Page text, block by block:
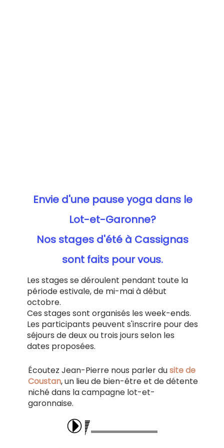
Envie d'une pause yoga dans le
Lot-et-Garonne?
Nos stages d'été à Cassignas
sont faits pour vous.
Les stages se déroulent pendant toute la
période estivale, de mi-mai à début
octobre.
Ces stages sont organisés les week-ends.
Les participants peuvent s'inscrire pour des
séjours de deux ou trois jours selon les
dates proposées.
Écoutez Jean-Pierre nous parler dusite de
Coustan, un lieu de bien-être et de détente
niché dans la campagne lot-et-
garonnaise.